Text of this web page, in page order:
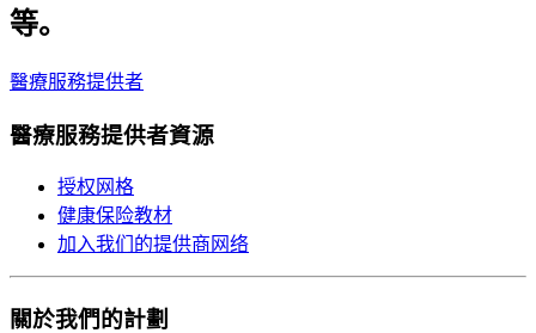
等。
醫療服務提供者
醫療服務提供者資源
授权网格
健康保险教材
加入我们的提供商网络
關於我們的計劃